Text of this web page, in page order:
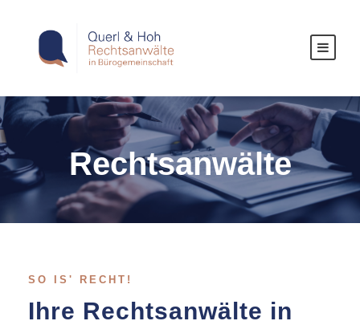
Rechtsanwälte
SO IS' RECHT!
Ihre Rechtsanwälte in